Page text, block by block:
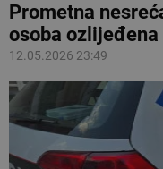
Prometna
osoba ozlijeđena
12.05.2026 23:49